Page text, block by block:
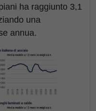
ha raggiunto 3,1
una
annua.